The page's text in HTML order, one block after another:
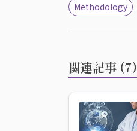
Methodology
関連記事 (7)